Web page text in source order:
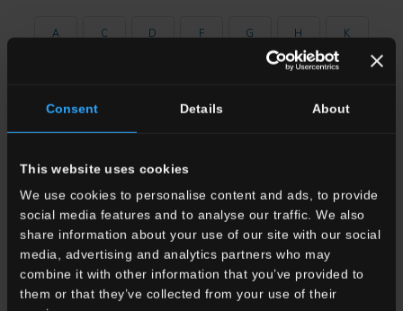
Consent Details About
This website uses cookies
We use cookies to personalise content and ads, to provide
social media features and to analyse our traffic. We also
share information about your use of our site with our social
media, advertising and analytics partners who may
combine it with other information that you’ve provided to
them or that they’ve collected from your use of their
A C D F G H K
V
Alle anzeigen
Oberflächen-Finish
Das Finish der Fliesenoberfläche entsteht durch verschiedenen
Verarbeitungsverfahren, je nachdem, welcher ästhetische Effekt
gewünscht ist.
Das natürliche Finish ist beispielsweise das am meisten